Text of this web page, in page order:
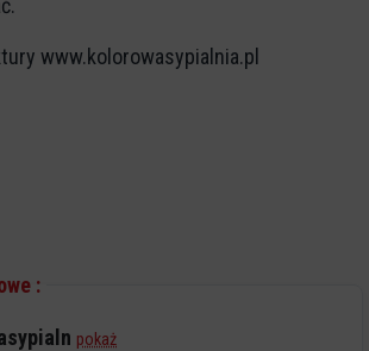
www.kolorowasypialnia.pl
:
pokaż